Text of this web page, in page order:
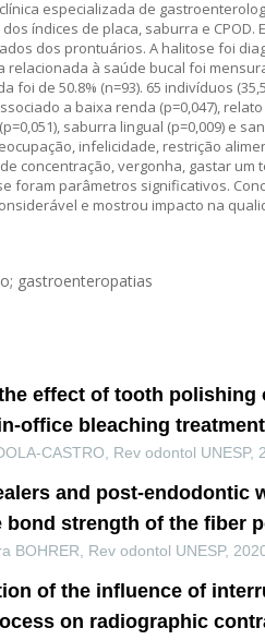
especializada de
índices de placa, saburra e
dos prontuários. A halitose foi
relacionada à saúde bucal foi
foi de 50.8% (n=93). 65 indivíduos
a baixa renda (p=0,047),
saburra lingual (p=0,009) e
infelicidade, restrição
concentração, vergonha, gastar
foram parâmetros significativos.
e mostrou impacto na
gastroenteropatias
effect of tooth polishing
office bleaching treatment
CASTRO Rev odontol UNESP,
and post-endodontic
bond strength of the fiber
BOHRER Rev odontol UNESP,
of the influence of
on radiographic